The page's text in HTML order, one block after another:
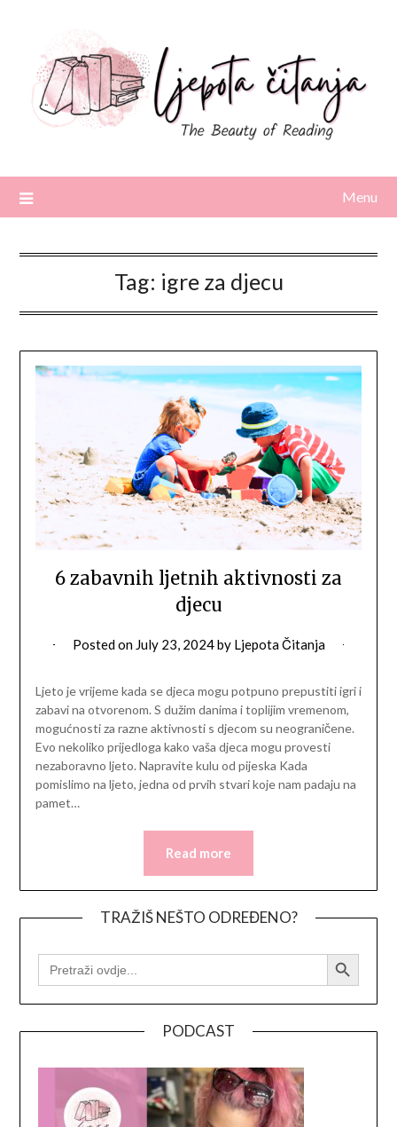
content
Menu
Tag: igre za djecu
6 zabavnih ljetnih aktivnosti za
djecu
Posted on July 23, 2024by Ljepota Čitanja
Ljeto je vrijeme kada se djeca mogu potpuno prepustiti igri i
zabavi na otvorenom. S dužim danima i toplijim vremenom,
mogućnosti za razne aktivnosti s djecom su neograničene.
Evo nekoliko prijedloga kako vaša djeca mogu provesti
nezaboravno ljeto. Napravite kulu od pijeska Kada
pomislimo na ljeto, jedna od prvih stvari koje nam padaju na
pamet…
Read more
TRAŽIŠ NEŠTO ODREĐENO?
SEARCH
FOR:
Search Button
PODCAST